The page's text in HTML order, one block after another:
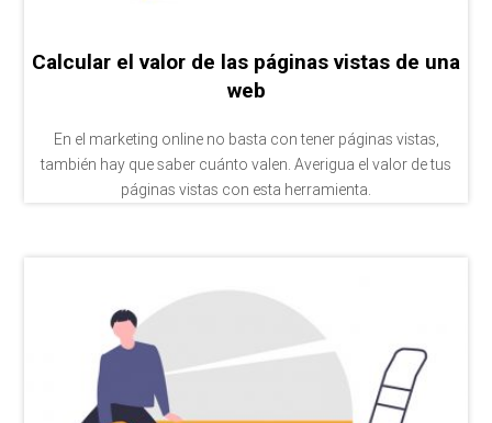
Calcular el valor de las páginas vistas de una
web
En el marketing online no basta con tener páginas vistas,
también hay que saber cuánto valen. Averigua el valor de tus
páginas vistas con esta herramienta.